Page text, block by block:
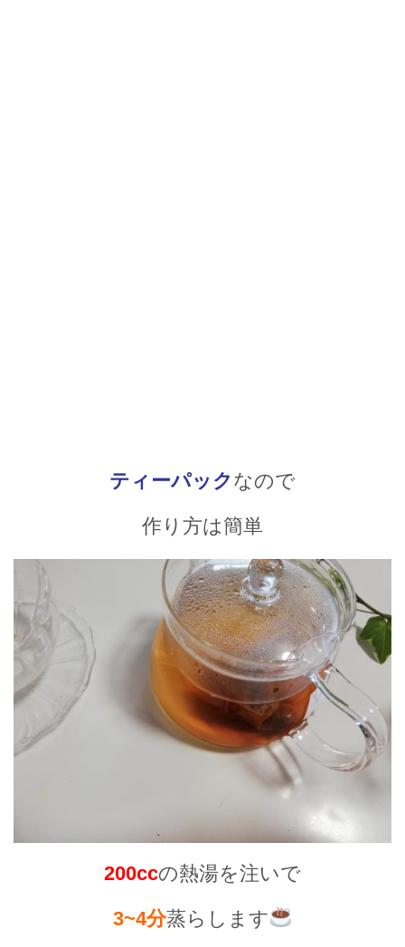
ティーパック なので
作り方は簡単
200ccの熱湯を注いで
3~4分蒸らします